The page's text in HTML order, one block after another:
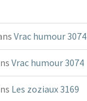
Vrac humour 3074
Vrac humour 3074
Les zoziaux 3169